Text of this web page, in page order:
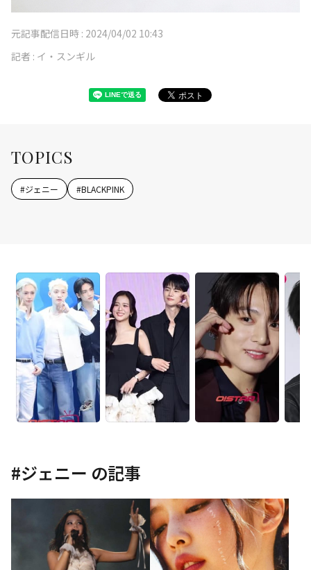
元記事配信日時 : 2024/04/02 10:43
記者 : イ・スンギル
TOPICS
#ジェニー #BLACKPINK
#ジェニー の記事